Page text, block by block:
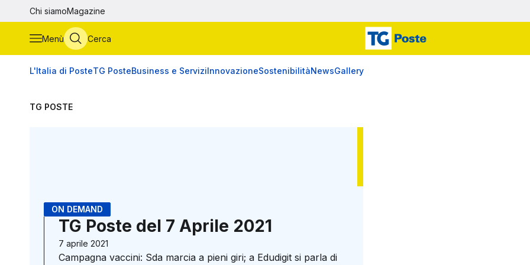
Vai al contenuto principale
Chi siamoMagazine
Menù Cerca
L'Italia di PosteTG PosteBusiness e ServiziInnovazioneSostenibilitàNewsGallery
TG POSTE
ON DEMAND
TG Poste del 7 Aprile 2021
7 aprile 2021
Campagna vaccini: Sda marcia a pieni giri; a Edudigit si parla di